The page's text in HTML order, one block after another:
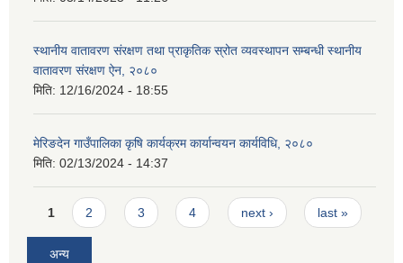
स्थानीय वातावरण संरक्षण तथा प्राकृतिक स्रोत व्यवस्थापन सम्बन्धी स्थानीय
वातावरण संरक्षण ऐन, २०८०
मिति: 12/16/2024 - 18:55
मेरिङदेन गाउँपालिका कृषि कार्यक्रम कार्यान्वयन कार्यविधि, २०८०
मिति: 02/13/2024 - 14:37
Pages
1 2 3 4 next › last »
अन्य